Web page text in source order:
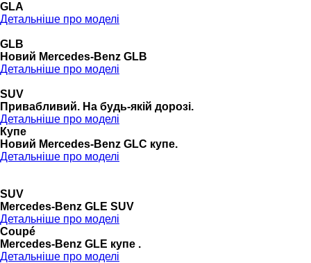
GLA
Детальніше про моделі
GLB
Новий Mercedes-Benz GLB
Детальніше про моделі
SUV
Привабливий. На будь-якій дорозі.
Детальніше про моделі
Купе
Новий Mercedes-Benz GLС купе.
Детальніше про моделі
SUV
Mercedes-Benz GLE SUV
Детальніше про моделі
Coupé
Mercedes-Benz GLE купе .
Детальніше про моделі